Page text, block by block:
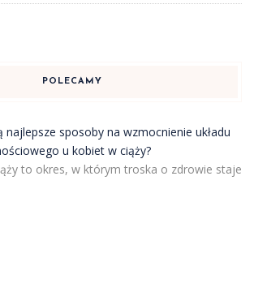
POLECAMY
najlepsze sposoby na wzmocnienie układu
u kobiet w ciąży?
to okres, w którym troska o zdrowie staje